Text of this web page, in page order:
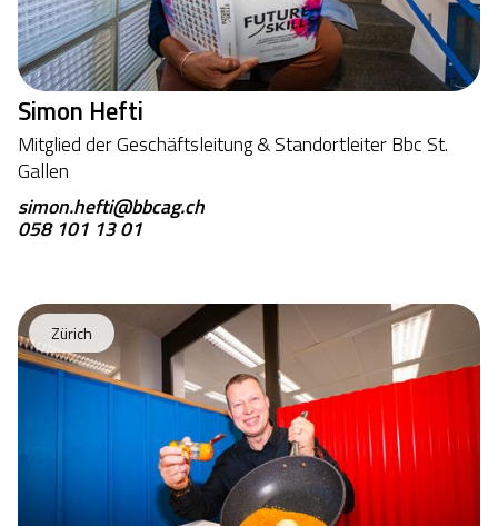
Simon Hefti
Mitglied der Geschäftsleitung & Standortleiter Bbc St.
Gallen
simon.hefti@bbcag.ch
058 101 13 01
Zürich